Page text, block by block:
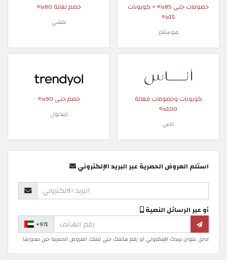
خصومات حتى 85% + كوبونات
15%
هوستنجر
خصم لغاية 80%
نمشي
كوبونات وخصومات فعالة
100%
اناس
خصم حتى 90%
ترينديول
استلم العروض الحصرية عبر البريد الإلكتروني
أو عبر الرسائل النصية
+971
ادخل عنوان بريدك الإلكتروني او رقم هاتفك حتى تصلك العروض الحصرية حين صدورها